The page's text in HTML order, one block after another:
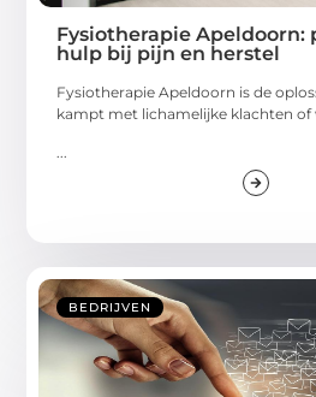
Fysiotherapie Apeldoorn:
hulp bij pijn en herstel
Fysiotherapie Apeldoorn is de
kampt met lichamelijke klachten of
...
BEDRIJVEN